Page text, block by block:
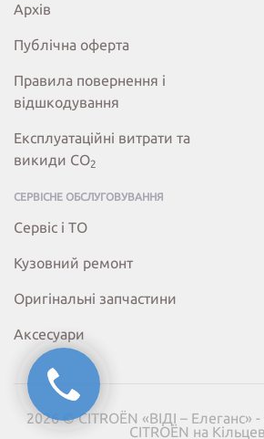
Архів
Публічна оферта
Правила повернення і
відшкодування
Експлуатаційні витрати та
викиди СО2
СЕРВІСНЕ ОБСЛУГОВУВАННЯ
Сервіс і ТО
Кузовний ремонт
Оригінальні запчастини
Аксесуари
2026 © CITROËN «ВІДІ – Елеганс»
CITROËN на